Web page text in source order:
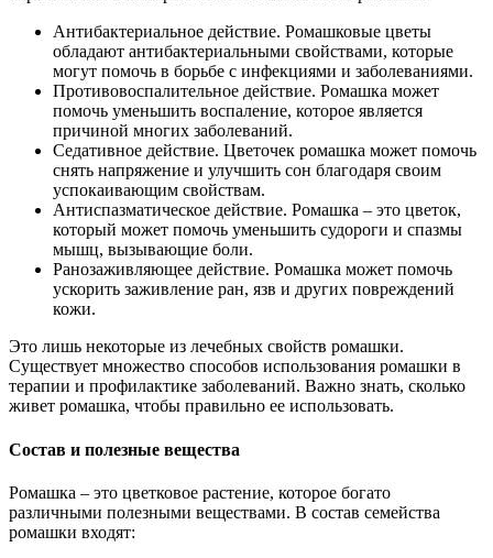
Антибактериальное действие. Ромашковые цветы
обладают антибактериальными свойствами, которые
могут помочь в борьбе с инфекциями и заболеваниями.
Противовоспалительное действие. Ромашка может
помочь уменьшить воспаление, которое является
причиной многих заболеваний.
Седативное действие. Цветочек ромашка может помочь
снять напряжение и улучшить сон благодаря своим
успокаивающим свойствам.
Антиспазматическое действие. Ромашка – это цветок,
который может помочь уменьшить судороги и спазмы
мышц, вызывающие боли.
Ранозаживляющее действие. Ромашка может помочь
ускорить заживление ран, язв и других повреждений
кожи.
Это лишь некоторые из лечебных свойств ромашки.
Существует множество способов использования ромашки в
терапии и профилактике заболеваний. Важно знать, сколько
живет ромашка, чтобы правильно ее использовать.
Состав и полезные вещества
Ромашка – это цветковое растение, которое богато
различными полезными веществами. В состав семейства
ромашки входят: